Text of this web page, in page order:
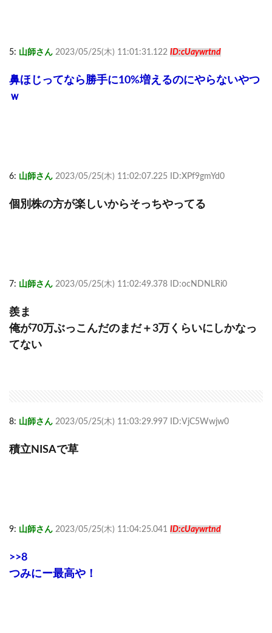
5: 山師さん 2023/05/25(木) 11:01:31.122 ID:cUaywrtnd
鼻ほじってなら勝手に10%増えるのにやらないやつ
ｗ
6: 山師さん 2023/05/25(木) 11:02:07.225 ID:XPf9gmYd0
個別株の方が楽しいからそっちやってる
7: 山師さん 2023/05/25(木) 11:02:49.378 ID:ocNDNLRi0
羨ま
俺が70万ぶっこんだのまだ＋3万くらいにしかなっ
てない
8: 山師さん 2023/05/25(木) 11:03:29.997 ID:VjC5Wwjw0
積立NISAで草
9: 山師さん 2023/05/25(木) 11:04:25.041 ID:cUaywrtnd
>>8
つみにー最高や！